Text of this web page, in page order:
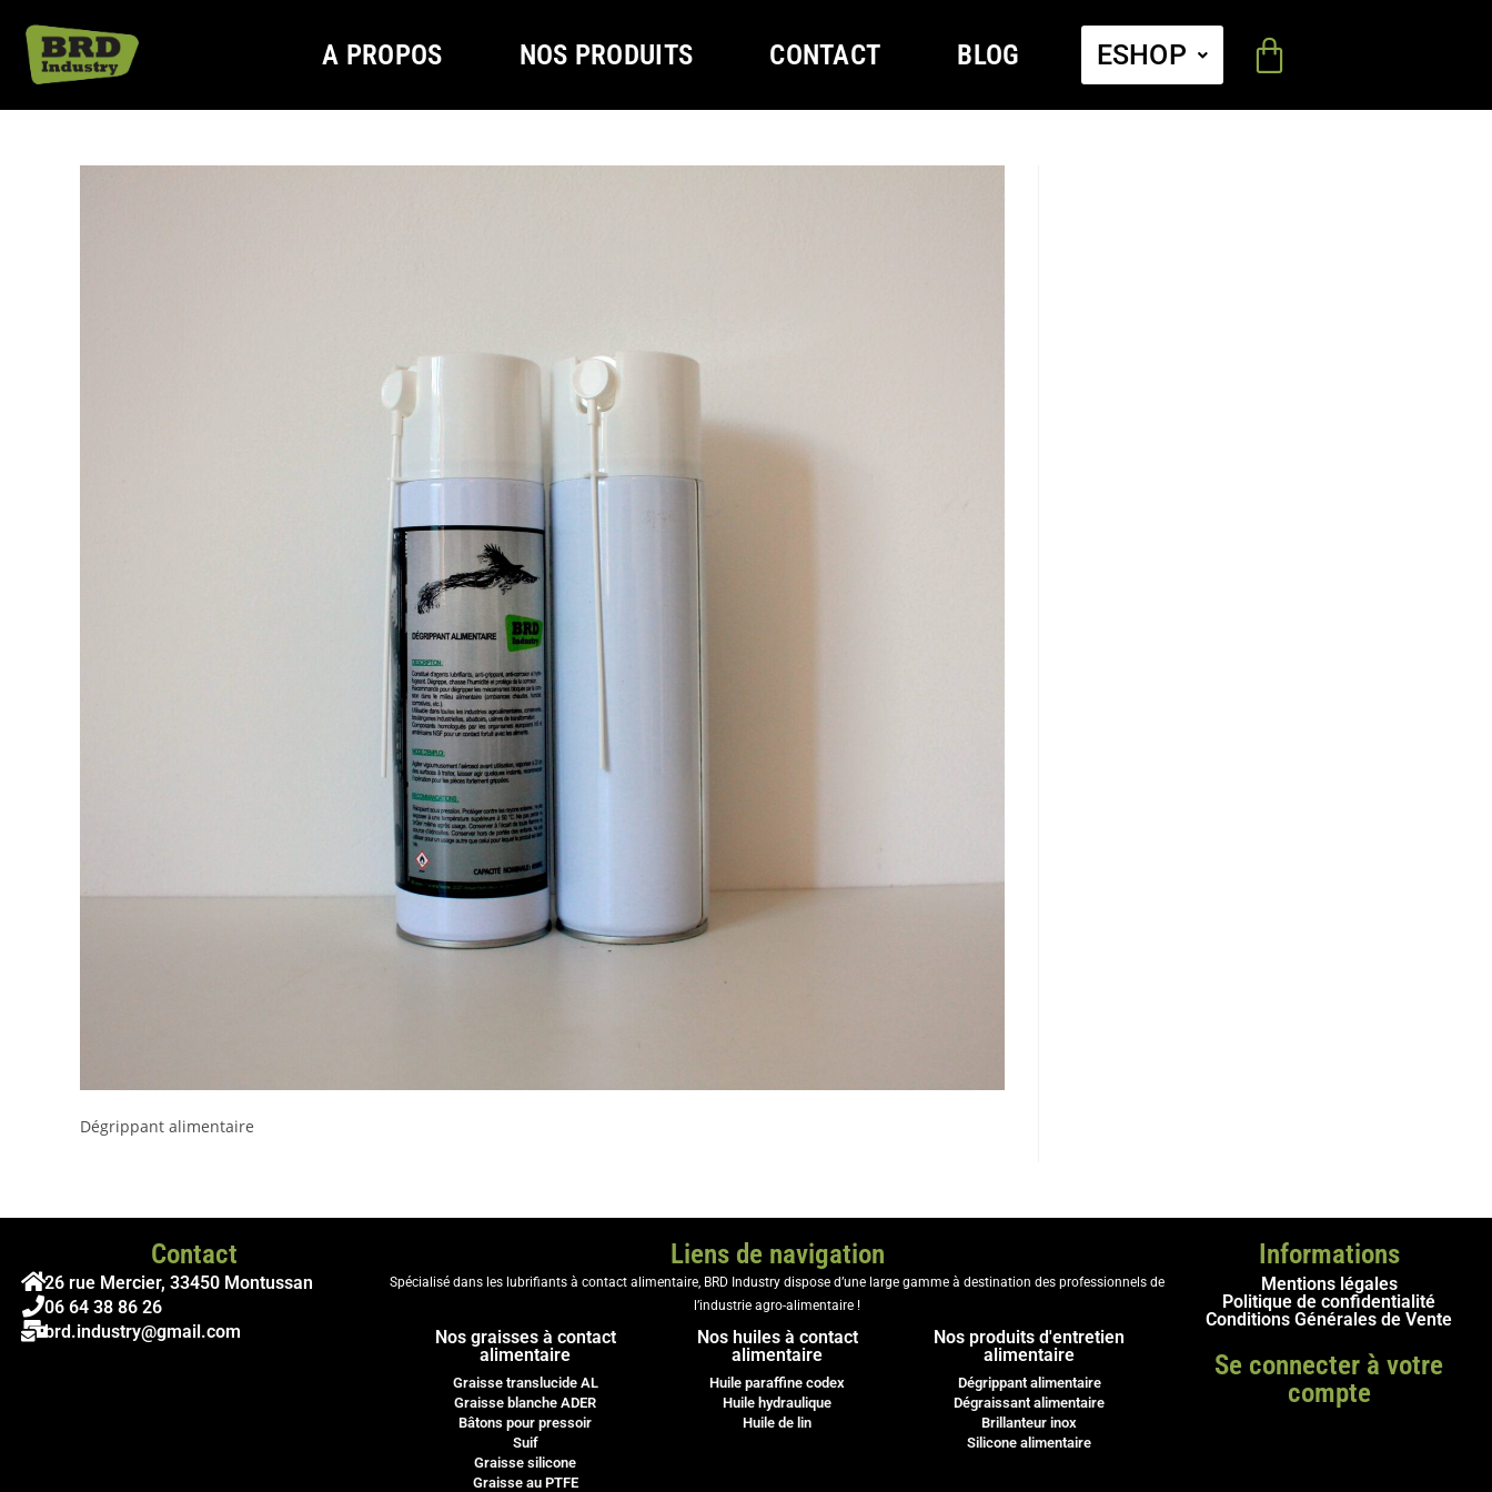
A PROPOS NOS PRODUITS CONTACT BLOG ESHOP
Dégrippant alimentaire
Contact
26 rue Mercier, 33450 Montussan
06 64 38 86 26
brd.industry@gmail.com
Liens de navigation
Spécialisé dans les lubrifiants à contact alimentaire, BRD Industry dispose d’une large gamme à destination des professionnels de
l’industrie agro-alimentaire !
Nos graisses à contact
alimentaire
Graisse translucide AL
Graisse blanche ADER
Bâtons pour pressoir
Suif
Graisse silicone
Graisse au PTFE
Nos huiles à contact
alimentaire
Huile paraffine codex
Huile hydraulique
Huile de lin
Nos produits d'entretien
alimentaire
Dégrippant alimentaire
Dégraissant alimentaire
Brillanteur inox
Silicone alimentaire
Informations
Mentions légales
Politique de confidentialité
Conditions Générales de Vente
Se connecter à votre
compte